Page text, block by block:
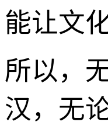
能让文
所以，
汉，无